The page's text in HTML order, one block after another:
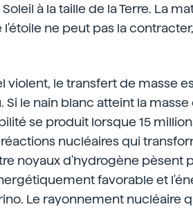
à la taille de la Terre. La
ne peut pas la
violent, le transfert de masse
le nain blanc atteint la masse
se produit lorsque 15
nucléaires qui
noyaux d'hydrogène pèsent
favorable et
Le rayonnement nucléaire